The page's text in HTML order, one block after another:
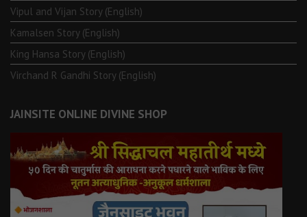
Vipul and Vijan Story (English)
Kamalsen Story (English)
King Hansa Story (English)
Virchand R Gandhi Story (English)
JAINSITE ONLINE DIVINE SHOP